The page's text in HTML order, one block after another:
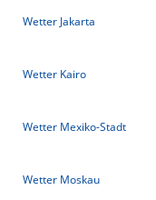
Wetter Jakarta
Wetter Kairo
Wetter Mexiko-Stadt
Wetter Moskau